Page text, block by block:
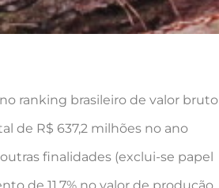
ranking brasileiro de valor bruto
de R$ 637,2 milhões no ano
finalidades (exclui-se papel
de 11,7% no valor de produção,